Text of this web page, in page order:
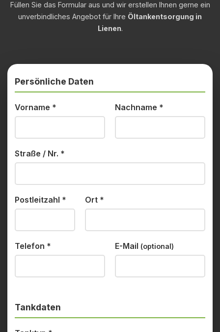
Füllen Sie das Formular aus und wir erstellen Ihnen gerne ein
unverbindliches Angebot für Ihre Öltankentsorgung in
Lienen.
Persönliche Daten
Vorname * Nachname *
Straße / Nr. *
Postleitzahl * Ort *
Telefon * E-Mail (optional)
Tankdaten